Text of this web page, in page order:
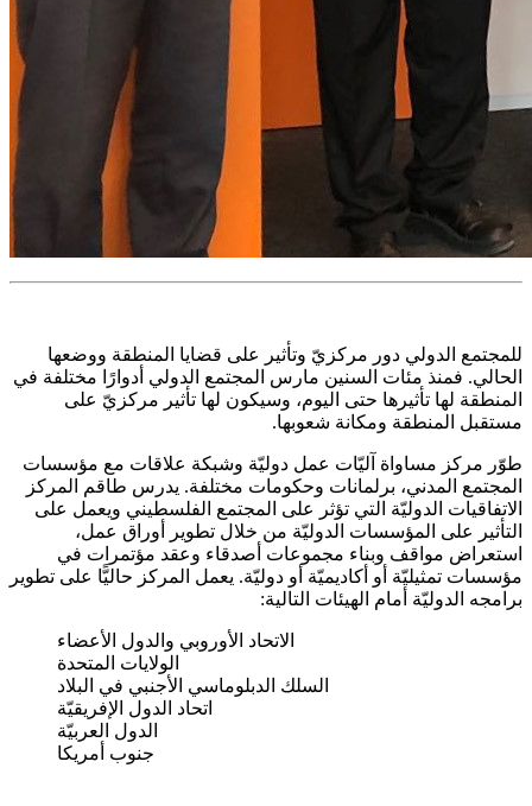
للمجتمع الدولي دور مركزيّ وتأثير على قضايا المنطقة ووضعها
الحالي. فمنذ مئات السنين مارس المجتمع الدولي أدوارًا مختلفة في
المنطقة لها تأثيرها حتى اليوم، وسيكون لها تأثير مركزيّ على
مستقبل المنطقة ومكانة شعوبها.
طوّر مركز مساواة آليّات عمل دوليّة وشبكة علاقات مع مؤسسات
المجتمع المدني، برلمانات وحكومات مختلفة. يدرس طاقم المركز
الاتفاقيات الدوليّة التي تؤثر على المجتمع الفلسطيني ويعمل على
التأثير على المؤسسات الدوليّة من خلال تطوير أوراق عمل،
استعراض مواقف وبناء مجموعات أصدقاء وعقد مؤتمرات في
مؤسسات تمثيليّة أو أكاديميّة أو دوليّة. يعمل المركز حاليًّا على تطوير
برامجه الدوليّة أمام الهيئات التالية:
الاتحاد الأوروبي والدول الأعضاء
الولايات المتحدة
السلك الدبلوماسي الأجنبي في البلاد
اتحاد الدول الإفريقيّة
الدول العربيّة
جنوب أمريكا